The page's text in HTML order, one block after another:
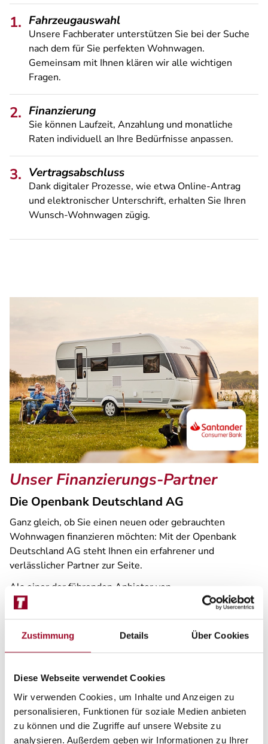
Zustimmung Details Über Cookies
Diese Webseite verwendet Cookies
Wir verwenden Cookies, um Inhalte und Anzeigen zu
personalisieren, Funktionen für soziale Medien anbieten
zu können und die Zugriffe auf unsere Website zu
analysieren. Außerdem geben wir Informationen zu Ihrer
Fahrzeugauswahl
Unsere Fachberater unterstützen Sie bei der Suche
nach dem für Sie perfekten Wohnwagen.
Gemeinsam mit Ihnen klären wir alle wichtigen
Fragen.
Finanzierung
Sie können Laufzeit, Anzahlung und monatliche
Raten individuell an Ihre Bedürfnisse anpassen.
Vertragsabschluss
Dank digitaler Prozesse, wie etwa Online-Antrag
und elektronischer Unterschrift, erhalten Sie Ihren
Wunsch-Wohnwagen zügig.
Unser Finanzierungs-Partner
Die Openbank Deutschland AG
Ganz gleich, ob Sie einen neuen oder gebrauchten
Wohnwagen finanzieren möchten: Mit der Openbank
Deutschland AG steht Ihnen ein erfahrener und
verlässlicher Partner zur Seite.
Als einer der führenden Anbieter von
Fahrzeugfinanzierungen in Deutschland verfügt
Openbank Deutschland AG über mehr als 40 Jahre
Erfahrung und bietet Ihnen flexible und individuell
zugeschnittene Finanzierungslösungen. Gemeinsam
Ihren Bedürfnissen passt.
Mehr erfahren